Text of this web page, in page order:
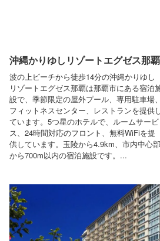
沖縄かりゆしリゾートエグゼス那覇
波の上ビーチから徒歩14分の沖縄かりゆし
リゾートエグゼス那覇は那覇市にある宿泊
設で、季節限定の屋外プール、専用駐車場
フィットネスセンター、レストランを提供
ています。5つ星のホテルで、ルームサービ
ス、24時間対応のフロント、無料WiFiを提
供しています。玉陵から4.9km、市内中心部
から700m以内の宿泊施設です。...